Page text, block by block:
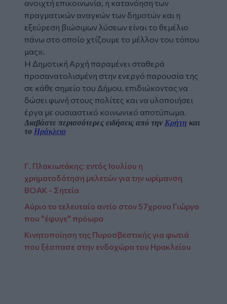
ανοιχτή επικοινωνία, η κατανόηση των
πραγματικών αναγκών των δημοτών και η
εξεύρεση βιώσιμων λύσεων είναι το θεμέλιο
πάνω στο οποίο χτίζουμε το μέλλον του τόπου
μας».
Η Δημοτική Αρχή παραμένει σταθερά
προσανατολισμένη στην ενεργό παρουσία της
σε κάθε σημείο του Δήμου, επιδιώκοντας να
δώσει φωνή στους πολίτες και να υλοποιήσει
έργα με ουσιαστικό κοινωνικό αποτύπωμα.
Διαβάστε περισσότερες ειδήσεις από την Κρήτη και
το Ηράκλειο
Γ. Πλακιωτάκης: εντός Ιουλίου η
χρηματοδότηση μελετών για την ωρίμανση
ΒΟΑΚ - Σητεία
Αύριο το τελευταίο αντίο στον 57χρονο Γιώργο
που "έφυγε" πρόωρα
Κινητοποίηση της Πυροσβεστικής για φωτιά
που ξέσπασε στην ενδοχώρα του Ηρακλείου